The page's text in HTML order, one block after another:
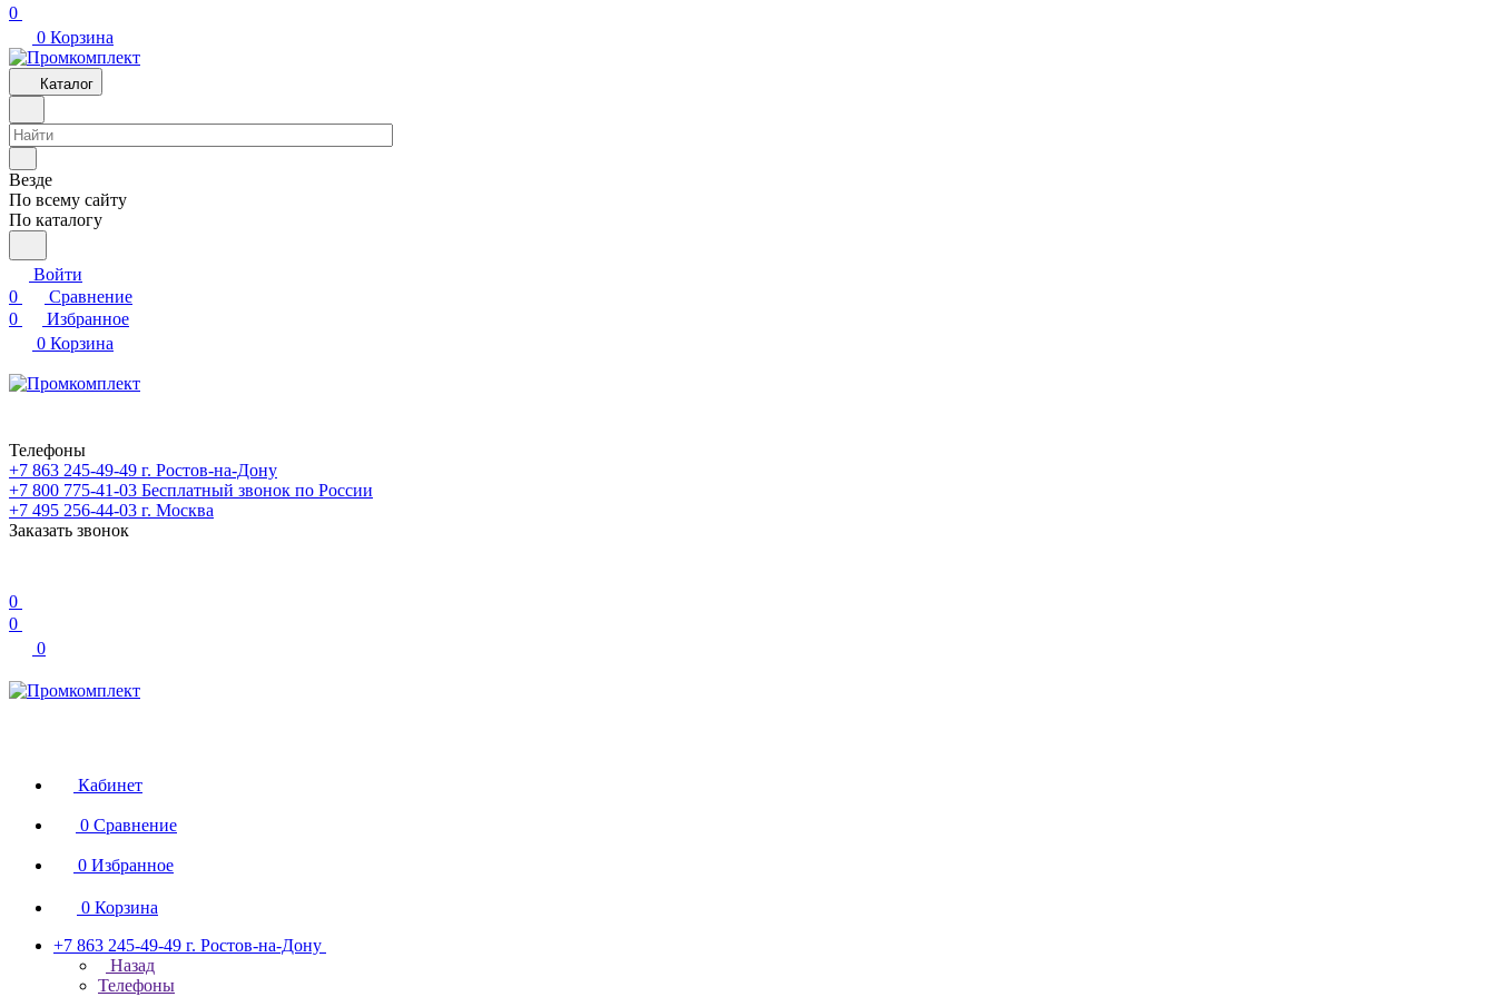
0
0 Корзина
Каталог
Везде
По всему сайту
По каталогу
Войти
0
Сравнение
0
Избранное
0 Корзина
Телефоны
+7 863 245-49-49 г. Ростов-на-Дону
+7 800 775-41-03 Бесплатный звонок по России
+7 495 256-44-03 г. Москва
Заказать звонок
0
0
0
Кабинет
0 Сравнение
0 Избранное
0 Корзина
+7 863 245-49-49 г. Ростов-на-Дону
Назад
Телефоны